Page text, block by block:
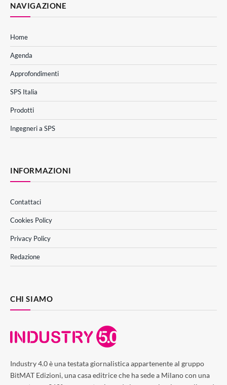
NAVIGAZIONE
Home
Agenda
Approfondimenti
SPS Italia
Prodotti
Ingegneri a SPS
INFORMAZIONI
Contattaci
Cookies Policy
Privacy Policy
Redazione
CHI SIAMO
Industry 4.0 è una testata giornalistica appartenente al gruppo
BitMAT Edizioni, una casa editrice che ha sede a Milano con una